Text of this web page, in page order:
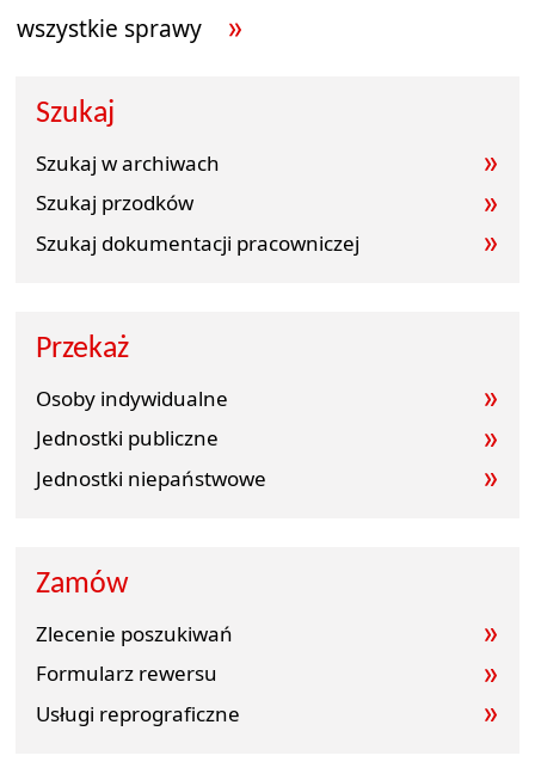
wszystkie sprawy
Szukaj
Szukaj w archiwach
Szukaj przodków
Szukaj dokumentacji pracowniczej
Przekaż
Osoby indywidualne
Jednostki publiczne
Jednostki niepaństwowe
Zamów
Zlecenie poszukiwań
Formularz rewersu
Usługi reprograficzne